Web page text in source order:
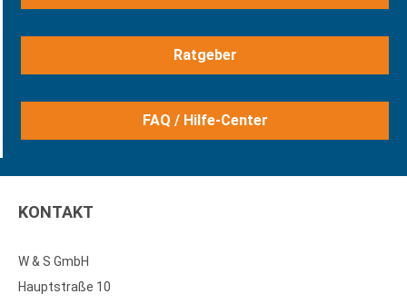
Ratgeber
FAQ / Hilfe-Center
KONTAKT
W & S GmbH
Hauptstraße 10